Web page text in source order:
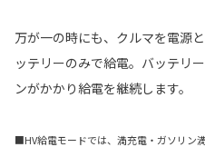
万が一の時にも、クルマを電源
ッテリーのみで給電。バッテリ
ンがかかり給電を継続します。
■HV給電モードでは、満充電・ガソリン